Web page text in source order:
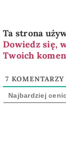
Ta strona
Dowiedz się,
Twoich
7 KOMENTARZY
Najbardziej